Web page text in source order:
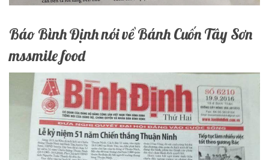
Báo Bình Định nói về Bánh Cuốn Tây Sơn
mssmile food